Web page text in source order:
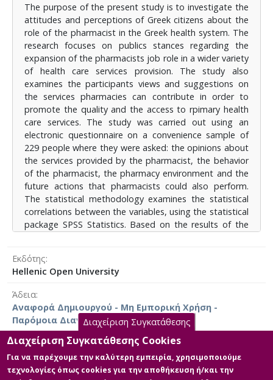
ευνοικά το φαρμακείο, το περιβάλλον και τις
υπηρεσίες που λαμβάνουν όμως κάποιοι αναφέρουν
ότι δεν λαμβάνουν συχνά οργανωμένες υπηρεσίες
ενημέρωσης πρόληψης. Τα ευρήματα της μελέτης
δείχνουν ότι οι γυναίκες τείνουν να αξιολογούν
θετικότερα το ρόλο του φαρμακοποιού και το
περιβάλλον του φαρμακείου το ίδιο και οι
ηλικιωμένοι. Τα άτομα ανώτερου εκπαιδευτικού
επιπέδου λαμβάνουν λιγότερο συχνά επιπλέον
υπηρεσίες και συμβουλετική σε αντίθεση με τα άτομα
υψηλότερης εισοδηματικής κατηγορίας. Θετικό
πρόσημο είχαν οι υπηρεσίες του φαρμακοποιού στη
μέτρηση πίεσης, σακχάρου, οξυγόνου, στον
εμβολιασμό και στην εύρεση ελλειπτικών φαρμάκων.
Στο πλαίσιο αυτό είναι σημαντικό να διερευνηθεί
περαιτέρω ο ρόλος του φαρμακοποιού στο σύστημα
υγείας στην Ελλάδα και συγκεκριμένα να
αναπτυχθούν περισσότερα καθήκοντα με σκοπό την
υγείας.
The purpose of the present study is to investigate the
attitudes and perceptions of Greek citizens about the
role of the pharmacist in the Greek health system. The
research focuses on publics stances regarding the
expansion of the pharmacists job role in a wider variety
of health care services provision. The study also
examines the participants views and suggestions on
the services pharmacies can contribute in order to
promote the quality and the access to rpimary health
care services. The study was carried out using an
electronic questionnaire on a convenience sample of
229 people where they were asked: the opinions about
the services provided by the pharmacist, the behavior
of the pharmacist, the pharmacy environment and the
future actions that pharmacists could also perform.
The statistical methodology examines the statistical
correlations between the variables, using the statistical
package SPSS Statistics. Based on the results of the
favorably, although some participants report that they
do not often receive organized prevention information
tent to evaluate the role of the pharmacist and the
pharmacy environment more positively, as do the
elderly. Individuals with higker educational level are less
likely to receive additional services and counseling,
while the opposite stands for individuals in a higher
income backet. The pharmacists services in measuring
Εκδότης
Hellenic Open University
Άδεια
Αναφορά Δημιουργού - Μη Εμπορική Χρήση -
Παρόμοια Διανομή 4.0 Διεθνές
Κύρια Αρχεία Διατριβής
Διαχείριση Συγκατάθεσης
Διαχείριση Συγκατάθεσης Cookies
Για να παρέχουμε την καλύτερη εμπειρία, χρησιμοποιούμε
τεχνολογίες όπως cookies για την αποθήκευση ή/και την